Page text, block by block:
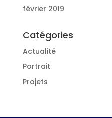
février 2019
Catégories
Actualité
Portrait
Projets